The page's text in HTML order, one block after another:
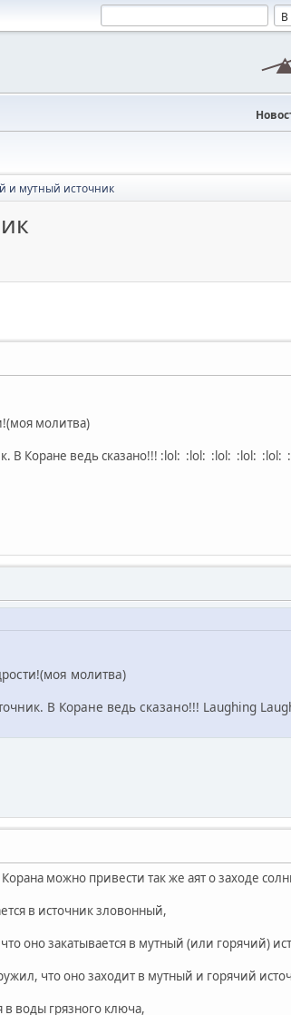
и мутный источник
молитва)
В Коране ведь сказано!!! :lol: :lol: :lol: :lol:
молитва)
В Коране ведь сказано!!! Laughing
можно привести так же аят о заходе
в источник зловонный,
оно закатывается в мутный (или горячий)
что оно заходит в мутный и горячий
в воды грязного ключа,